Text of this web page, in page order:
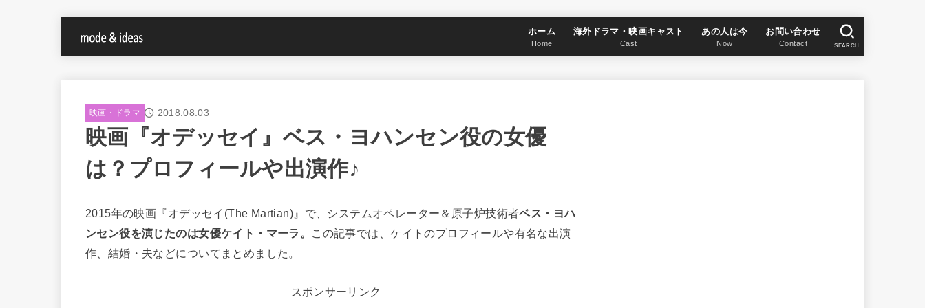
ホーム
Home
海外ドラマ・映画キャスト
Cast
あの人は今
Now
お問い合わせ
Contact SEARCH
映画・ドラマ 2018.08.03
映画『オデッセイ』ベス・ヨハンセン役の女優
は？プロフィールや出演作♪
2015年の映画『オデッセイ(The Martian)』で、システムオペレーター＆原子炉技術者ベス・ヨハ
ンセン役を演じたのは女優ケイト・マーラ。 この記事では、ケイトのプロフィールや有名な出演
作、結婚・夫などについてまとめました。
スポンサーリンク